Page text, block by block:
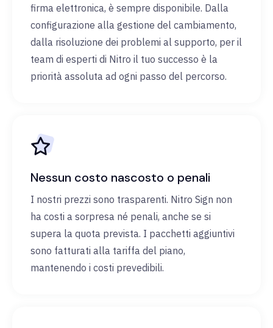
firma elettronica, è sempre disponibile. Dalla
configurazione alla gestione del cambiamento,
dalla risoluzione dei problemi al supporto, per il
team di esperti di Nitro il tuo successo è la
priorità assoluta ad ogni passo del percorso.
Nessun costo nascosto o penali
I nostri prezzi sono trasparenti. Nitro Sign non
ha costi a sorpresa né penali, anche se si
supera la quota prevista. I pacchetti aggiuntivi
sono fatturati alla tariffa del piano,
mantenendo i costi prevedibili.